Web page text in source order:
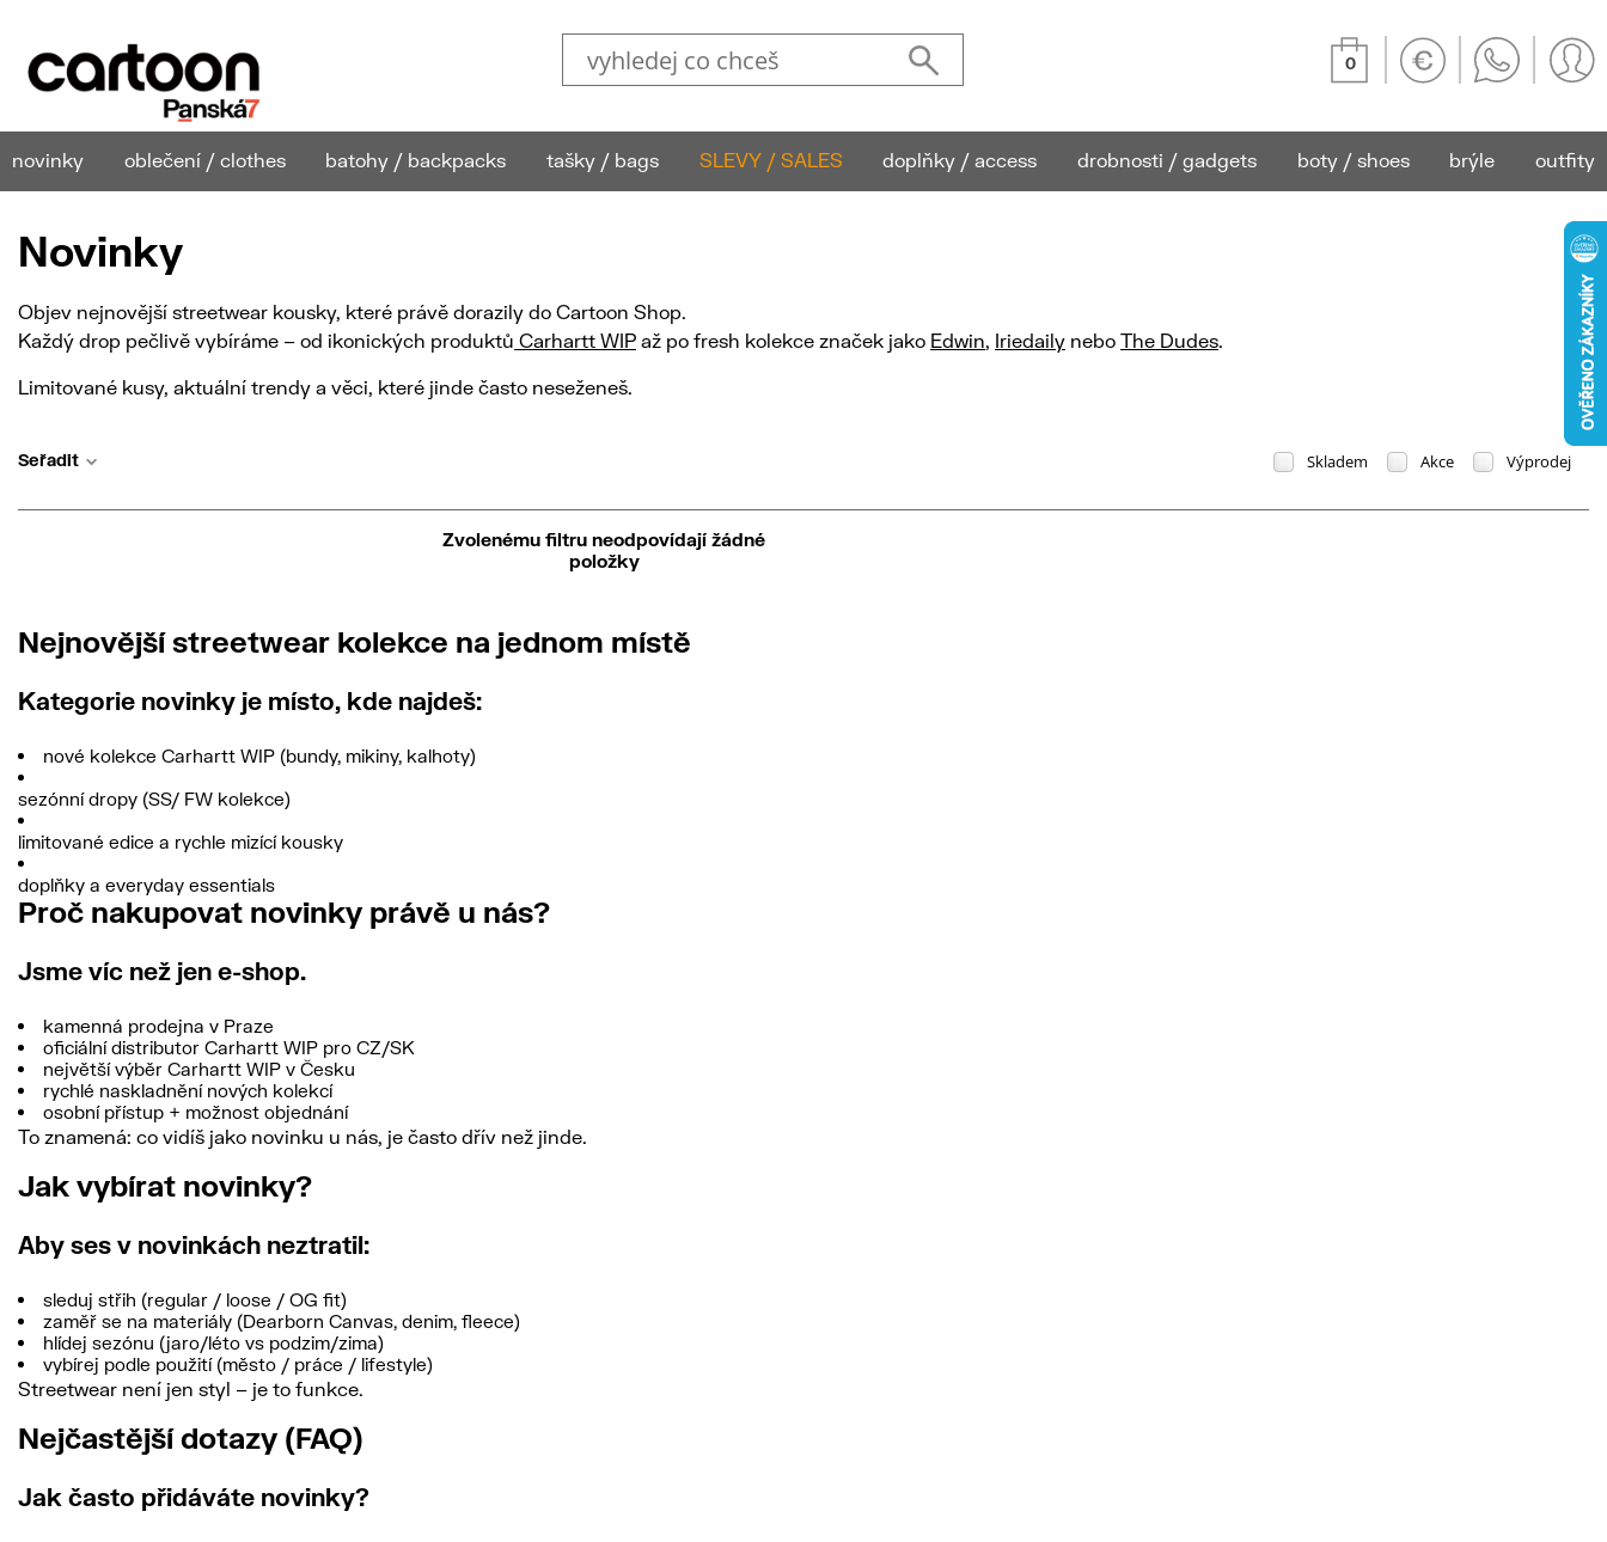
0
novinky oblečení / clothes batohy / backpacks tašky / bags SLEVY / SALES doplňky / access drobnosti / gadgets boty / shoes brýle outfity
Novinky
Objev nejnovější streetwear kousky, které právě dorazily do Cartoon Shop.
Každý drop pečlivě vybíráme – od ikonických produktů Carhartt WIP až po fresh kolekce značek jako Edwin, Iriedaily nebo The Dudes.
Limitované kusy, aktuální trendy a věci, které jinde často neseženeš.
Seřadit Skladem Akce Výprodej
Zvolenému filtru neodpovídají žádné
položky
Nejnovější streetwear kolekce na jednom místě
Kategorie novinky je místo, kde najdeš:
nové kolekce Carhartt WIP (bundy, mikiny, kalhoty)
sezónní dropy (SS/ FW kolekce)
limitované edice a rychle mizící kousky
doplňky a everyday essentials
Proč nakupovat novinky právě u nás?
Jsme víc než jen e-shop.
kamenná prodejna v Praze
oficiální distributor Carhartt WIP pro CZ/SK
největší výběr Carhartt WIP v Česku
rychlé naskladnění nových kolekcí
osobní přístup + možnost objednání
To znamená: co vidíš jako novinku u nás, je často dřív než jinde.
Jak vybírat novinky?
Aby ses v novinkách neztratil:
sleduj střih (regular / loose / OG fit)
zaměř se na materiály (Dearborn Canvas, denim, fleece)
hlídej sezónu (jaro/léto vs podzim/zima)
vybírej podle použití (město / práce / lifestyle)
Streetwear není jen styl – je to funkce.
Nejčastější dotazy (FAQ)
Jak často přidáváte novinky?